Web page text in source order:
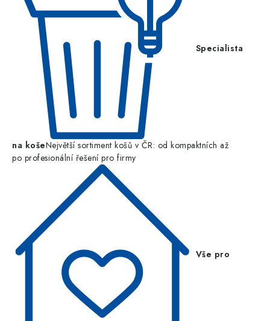
Specialista
na košeNejvětší sortiment košů v ČR: od kompaktních až
po profesionální řešení pro firmy
Vše pro